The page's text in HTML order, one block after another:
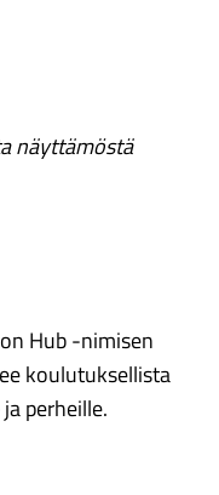
näyttämöstä
Hub -nimisen
koulutuksellista
perheille.